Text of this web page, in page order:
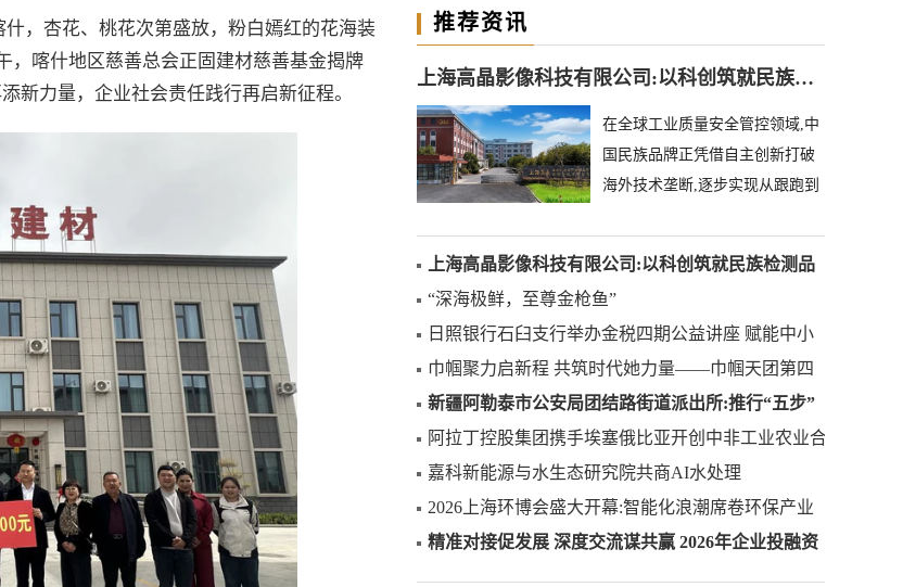
，杏花、桃花次第盛放，粉白嫣红的花海装
，喀什地区慈善总会正固建材慈善基金揭牌
新力量，企业社会责任践行再启新征程。
推荐资讯
上海高晶影像科技有限公司:以科创筑就民族检测品牌
在全球工业质量安全管控领域,中
国民族品牌正凭借自主创新打破
海外技术垄断,逐步实现从跟跑到
上海高晶影像科技有限公司:以科创筑就民族检测品
牌
“深海极鲜，至尊金枪鱼”
日照银行石臼支行举办金税四期公益讲座 赋能中小
微企业合规发展
巾帼聚力启新程 共筑时代她力量——巾帼天团第四
次组委会筹备会圆满举办
新疆阿勒泰市公安局团结路街道派出所:推行“五步”
工作法 打造新时代“枫”景线
阿拉丁控股集团携手埃塞俄比亚开创中非工业农业合
作新篇章
嘉科新能源与水生态研究院共商AI水处理
2026上海环博会盛大开幕:智能化浪潮席卷环保产业
精准对接促发展 深度交流谋共赢 2026年企业投融资